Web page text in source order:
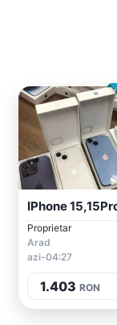
Proprietar
Arad
azi-04:27
1.403 RON